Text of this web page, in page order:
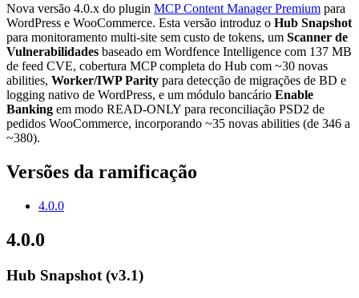
Nova versão 4.0.x do plugin MCP Content Manager Premium para
WordPress e WooCommerce. Esta versão introduz o Hub Snapshot
para monitoramento multi-site sem custo de tokens, um Scanner de
Vulnerabilidades baseado em Wordfence Intelligence com 137 MB
de feed CVE, cobertura MCP completa do Hub com ~30 novas
abilities, Worker/IWP Parity para detecção de migrações de BD e
logging nativo de WordPress, e um módulo bancário Enable
Banking em modo READ-ONLY para reconciliação PSD2 de
pedidos WooCommerce, incorporando ~35 novas abilities (de 346 a
~380).
Versões da ramificação
4.0.0
4.0.0
Hub Snapshot (v3.1)